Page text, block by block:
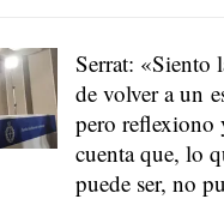
Serrat: «Siento
de volver a un
pero reflexiono
cuenta que, lo
puede ser, no